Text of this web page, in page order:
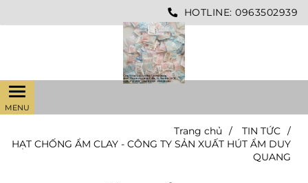
HOTLINE: 0963502939
Trang chủ / TIN TỨC /
HẠT CHỐNG ẨM CLAY - CÔNG TY SẢN XUẤT HÚT ẨM DUY
QUANG